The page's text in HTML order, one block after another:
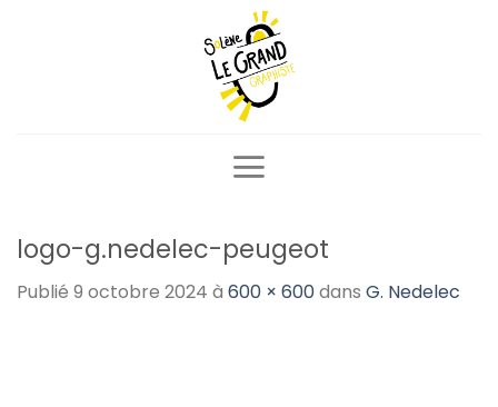
logo-g.nedelec-peugeot
Publié 9 octobre 2024 à 600 × 600dans G. Nedelec